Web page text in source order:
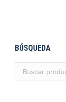
BÚSQUEDA